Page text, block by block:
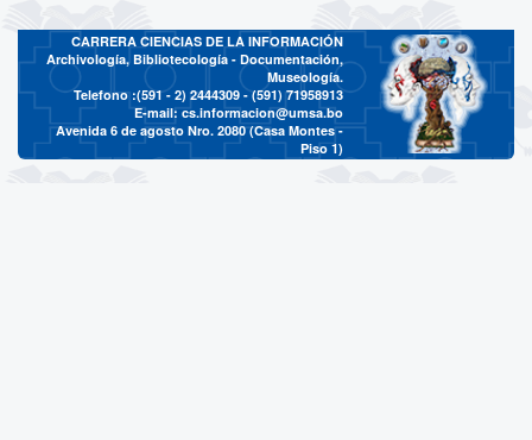
CARRERA CIENCIAS DE LA INFORMACIÓN
Archivología, Bibliotecología - Documentación,
Museología.
Telefono :(591 - 2) 2444309 - (591) 71958913
E-mail:cs.informacion@umsa.bo
Avenida 6 de agosto Nro. 2080 (Casa Montes -
Piso 1)